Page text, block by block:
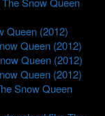
Queen (2012)
Queen (2012)
Queen (2012)
Queen (2012)
Snow Queen